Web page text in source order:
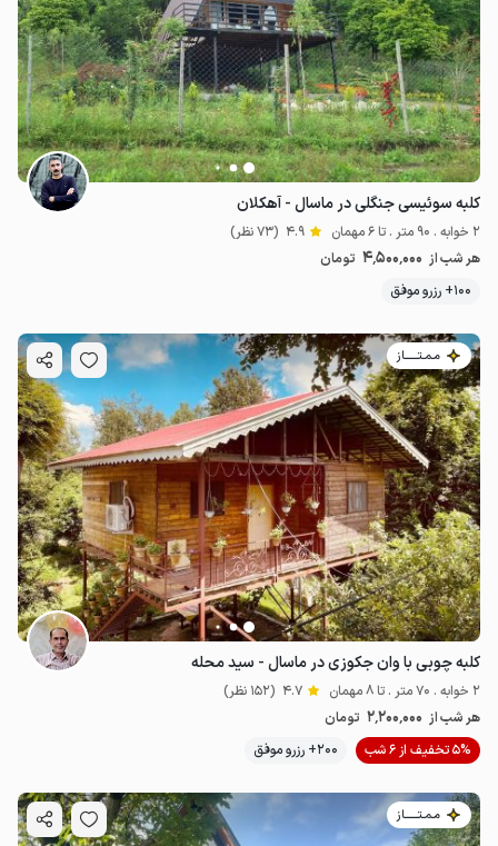
5.5میلیون ت 4.9
کلبه سوئیسی جنگلی در ماسال - آهکلان
2 خوابه . 90 متر . تا 6 مهمان 4.9 (73 نظر)
هر شب از 4٬500٬000 تومان
100+ رزرو موفق
مـمـتــــــاز
کلبه چوبی با وان جکوزی در ماسال - سید محله
2 خوابه . 70 متر . تا 8 مهمان 4.7 (152 نظر)
هر شب از 2٬200٬000 تومان
5% تخفیف از 6 شب
200+ رزرو موفق
مـمـتــــــاز